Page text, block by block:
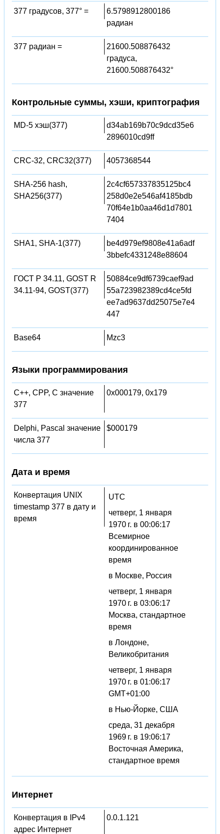
377 градусов, 377° =
6.5798912800186
радиан
377 радиан =
21600.508876432
градуса,
21600.508876432°
Контрольные суммы, хэши, криптография
MD-5 хэш(377)
d34ab169b70c9dcd35e6
2896010cd9ff
CRC-32, CRC32(377) 4057368544
SHA-256 hash,
SHA256(377)
2c4cf657337835125bc4
258d0e2e546af4185bdb
70f64e1b0aa46d1d7801
7404
SHA1, SHA-1(377)
be4d979ef9808e41a6adf
3bbefc4331248e88604
ГОСТ Р 34.11, GOST R
34.11-94, GOST(377)
50884ce9df6739caef9ad
55a723982389cd4ce5fd
ee7ad9637dd25075e7e4
447
Base64 Mzc3
Языки программирования
C++, CPP, C значение
377
0x000179, 0x179
Delphi, Pascal значение
числа 377
$000179
Дата и время
Конвертация UNIX
timestamp 377 в дату и
время
UTC
четверг, 1 января
1970 г. в 00:06:17
Всемирное
координированное
время
в Москве, Россия
четверг, 1 января
1970 г. в 03:06:17
Москва, стандартное
время
в Лондоне,
Великобритания
четверг, 1 января
1970 г. в 01:06:17
GMT+01:00
в Нью-Йорке, США
среда, 31 декабря
1969 г. в 19:06:17
Восточная Америка,
стандартное время
Интернет
Конвертация в IPv4
адрес Интернет
0.0.1.121